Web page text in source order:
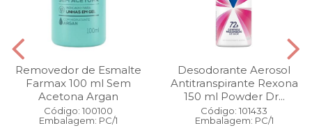
Removedor de Esmalte
Farmax 100 ml Sem
Acetona Argan
Código: 100100
Embalagem: PC/1
Desodorante Aerosol
Antitranspirante Rexona
150 ml Powder Dr...
Código: 101433
Embalagem: PC/1